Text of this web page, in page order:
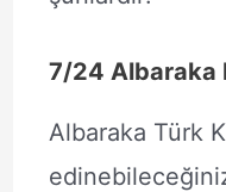
7/24 Albaraka
Albaraka Türk